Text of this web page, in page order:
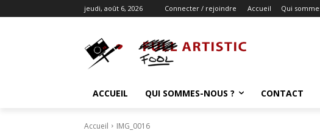
jeudi, août 6, 2026 Connecter / rejoindre Accueil Qui
ACCUEIL QUI SOMMES-NOUS ? CONTACT
Accueil IMG_0016